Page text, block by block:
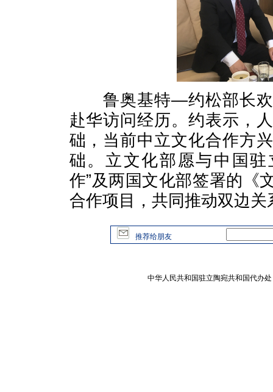
鲁奥基特—约松部长欢
赴华访问经历。约表示，
础，当前中立文化合作方
础。立文化部愿与中国驻
作”及两国文化部签署的《
合作项目，共同推动双边
推荐给朋友
中华人民共和国驻立陶宛共和国代办处